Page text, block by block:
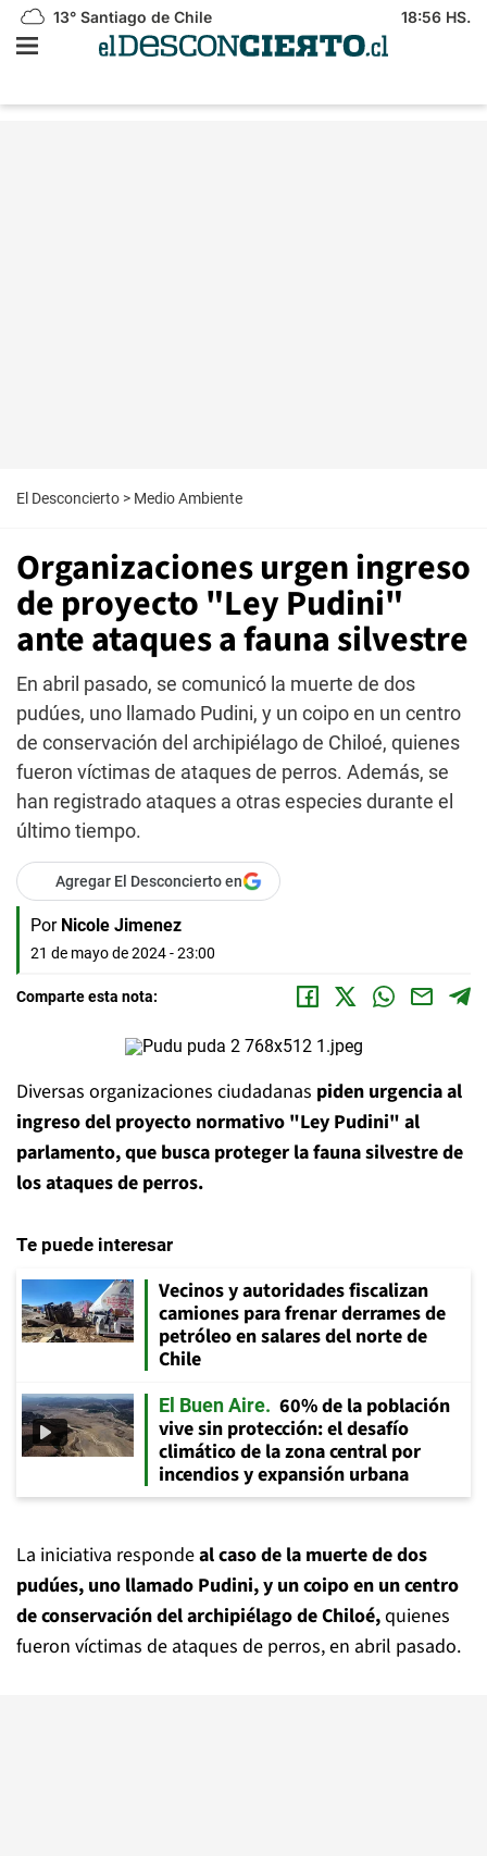
13° Santiago de Chile 18:56 HS.
El Desconcierto > Medio Ambiente
Organizaciones urgen ingreso
de proyecto "Ley Pudini"
ante ataques a fauna silvestre
En abril pasado, se comunicó la muerte de dos
pudúes, uno llamado Pudini, y un coipo en un centro
de conservación del archipiélago de Chiloé, quienes
fueron víctimas de ataques de perros. Además, se
han registrado ataques a otras especies durante el
último tiempo.
Agregar El Desconcierto en
Por Nicole Jimenez
21 de mayo de 2024 - 23:00
Comparte esta nota:
Diversas organizaciones ciudadanas piden urgencia al
ingreso del proyecto normativo "Ley Pudini" al
parlamento, que busca proteger la fauna silvestre de
los ataques de perros.
Te puede interesar
Vecinos y autoridades fiscalizan
camiones para frenar derrames de
petróleo en salares del norte de
Chile
El Buen Aire
60% de la población
vive sin protección: el desafío
climático de la zona central por
incendios y expansión urbana
La iniciativa respondeal caso de la muerte de dos
pudúes, uno llamado Pudini, y un coipo en un centro
de conservación del archipiélago de Chiloé,quienes
fueron víctimas de ataques de perros, en abril pasado.